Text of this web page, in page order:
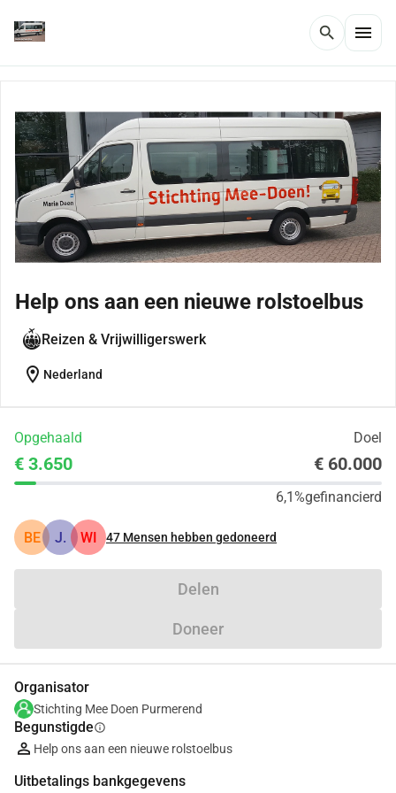
search menu
Help ons aan een nieuwe rolstoelbus
Reizen & Vrijwilligerswerk
location_on Nederland
Opgehaald Doel
€ 3.650 € 60.000
6,1%gefinancierd
BE J. WI 47 Mensen hebben gedoneerd
Delen
Doneer
Organisator
Stichting Mee Doen Purmerend
Begunstigdeinfo
Help ons aan een nieuwe rolstoelbus
Uitbetalings bankgegevens